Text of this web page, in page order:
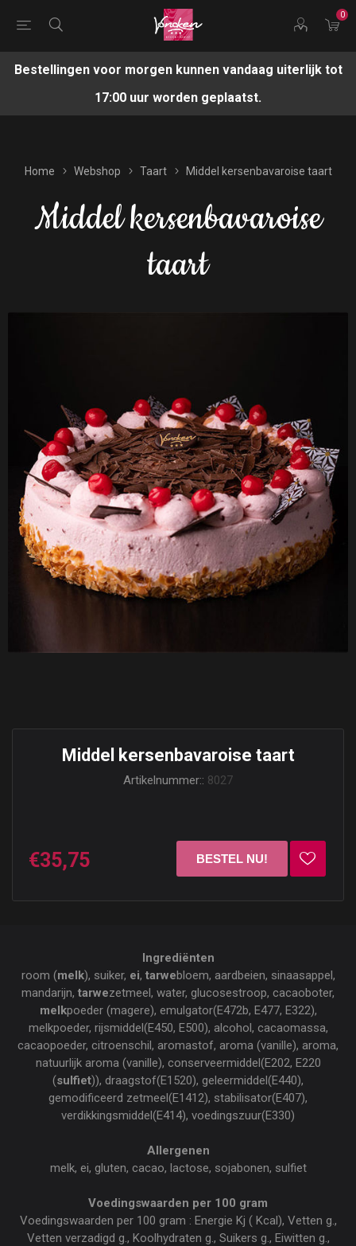
0
Bestellingen voor morgen kunnen vandaag uiterlijk tot
17:00 uur worden geplaatst.
Home Webshop Taart Middel kersenbavaroise taart
Middel kersenbavaroise
taart
Middel kersenbavaroise taart
Artikelnummer:: 8027
€35,75
Ingrediënten
room (melk), suiker, ei, tarwebloem, aardbeien, sinaasappel,
mandarijn, tarwezetmeel, water, glucosestroop, cacaoboter,
melkpoeder (magere), emulgator(E472b, E477, E322),
melkpoeder, rijsmiddel(E450, E500), alcohol, cacaomassa,
cacaopoeder, citroenschil, aromastof, aroma (vanille), aroma,
natuurlijk aroma (vanille), conserveermiddel(E202, E220
(sulfiet)), draagstof(E1520), geleermiddel(E440),
gemodificeerd zetmeel(E1412), stabilisator(E407),
verdikkingsmiddel(E414), voedingszuur(E330)
Allergenen
melk, ei, gluten, cacao, lactose, sojabonen, sulfiet
Voedingswaarden per 100 gram
Voedingswaarden per 100 gram : Energie Kj ( Kcal), Vetten g.,
Vetten verzadigd g., Koolhydraten g., Suikers g., Eiwitten g.,